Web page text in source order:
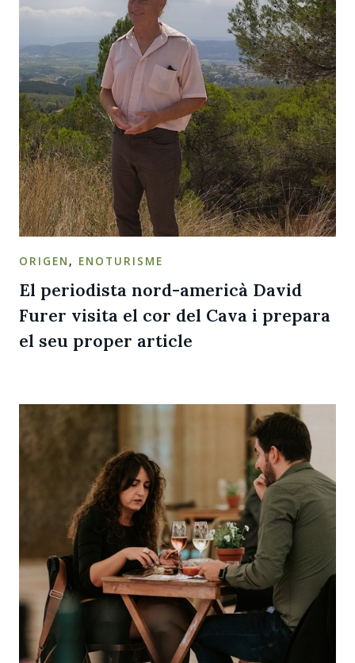
ORIGEN , ENOTURISME
El periodista nord-americà David
Furer visita el cor del Cava i prepara
el seu proper article